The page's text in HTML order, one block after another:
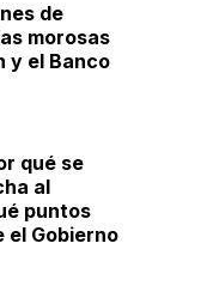
de
morosas
y el Banco
qué se
al
puntos
el Gobierno